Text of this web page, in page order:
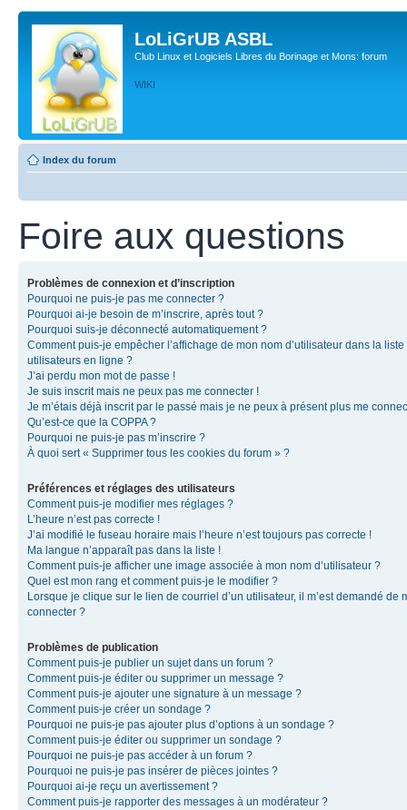
LoLiGrUB ASBL
Club Linux et Logiciels Libres du Borinage et Mons: forum
WIKI
Index du forum
Foire aux questions
Problèmes de connexion et d’inscription
Pourquoi ne puis-je pas me connecter ?
Pourquoi ai-je besoin de m’inscrire, après tout ?
Pourquoi suis-je déconnecté automatiquement ?
Comment puis-je empêcher l’affichage de mon nom d’utilisateur dans la liste
utilisateurs en ligne ?
J’ai perdu mon mot de passe !
Je suis inscrit mais ne peux pas me connecter !
Je m’étais déjà inscrit par le passé mais je ne peux à présent plus me
Qu’est-ce que la COPPA ?
Pourquoi ne puis-je pas m’inscrire ?
À quoi sert « Supprimer tous les cookies du forum » ?
Préférences et réglages des utilisateurs
Comment puis-je modifier mes réglages ?
L’heure n’est pas correcte !
J’ai modifié le fuseau horaire mais l’heure n’est toujours pas correcte !
Ma langue n’apparaît pas dans la liste !
Comment puis-je afficher une image associée à mon nom d’utilisateur ?
Quel est mon rang et comment puis-je le modifier ?
Lorsque je clique sur le lien de courriel d’un utilisateur, il m’est demandé de
connecter ?
Problèmes de publication
Comment puis-je publier un sujet dans un forum ?
Comment puis-je éditer ou supprimer un message ?
Comment puis-je ajouter une signature à un message ?
Comment puis-je créer un sondage ?
Pourquoi ne puis-je pas ajouter plus d’options à un sondage ?
Comment puis-je éditer ou supprimer un sondage ?
Pourquoi ne puis-je pas accéder à un forum ?
Pourquoi ne puis-je pas insérer de pièces jointes ?
Pourquoi ai-je reçu un avertissement ?
Comment puis-je rapporter des messages à un modérateur ?